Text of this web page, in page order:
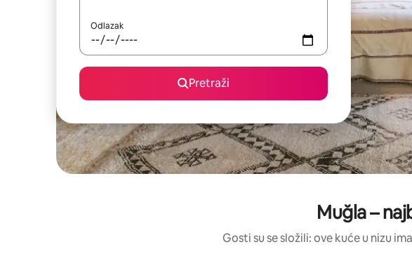
Odlazak
Pretraži
Muğla –
Gosti su se složili: ove kuće u nizu